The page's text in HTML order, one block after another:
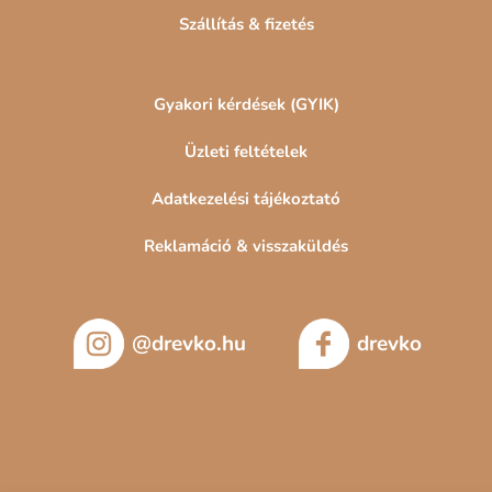
Szállítás & fizetés
Gyakori kérdések (GYIK)
Üzleti feltételek
Adatkezelési tájékoztató
Reklamáció & visszaküldés
@drevko.hu drevko